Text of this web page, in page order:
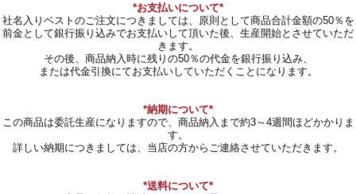
*お支払いについて*
社名入りベストのご注文につきましては、原則として商品合計金額の50％を
前金として銀行振り込みでお支払いして頂いた後、生産開始とさせていただ
きます。
その後、商品納入時に残りの50％の代金を銀行振り込み、
または代金引換にてお支払いしていただくことになります。
*納期について*
この商品は委託生産になりますので、商品納入まで約3～4週間ほどかかりま
す。
詳しい納期につきましては、当店の方からご連絡させていただきます。
*送料について*